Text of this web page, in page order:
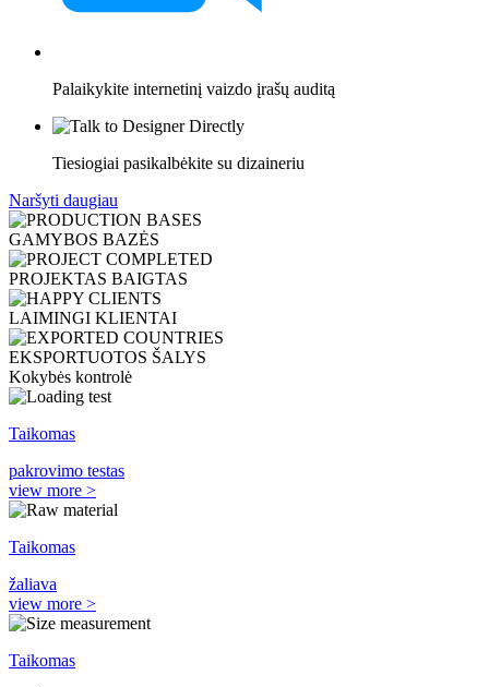
Palaikykite internetinį vaizdo įrašų auditą
Tiesiogiai pasikalbėkite su dizaineriu
Naršyti daugiau
GAMYBOS BAZĖS
PROJEKTAS BAIGTAS
LAIMINGI KLIENTAI
EKSPORTUOTOS ŠALYS
Kokybės kontrolė
Taikomas
pakrovimo testas
view more >
Taikomas
žaliava
view more >
Taikomas